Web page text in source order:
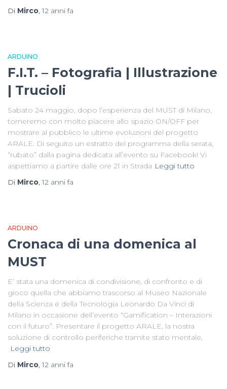
Di Mirco,12 annifa
ARDUINO
F.I.T. – Fotografia | Illustrazione
| Trucioli
Sabato 24 maggio, dopo l’esperienza del MUST di Milano,
torneremo con molto piacere allo spazio ON/OFF per
mostrare al pubblico le ultime evoluzioni del progetto
ARALE. Di seguito un estratto del programma della serata,
“rubato” dalla pagina dedicata all’evento su Facebook! Vi
aspettiamo a partire dalle ore 21 in Strada Leggi tutto
Di Mirco,12 annifa
ARDUINO
Cronaca di una domenica al
MUST
E’ stata una domenica di condivisione, di confronto e di
gioco quella che abbiamo trascorso al Museo Nazionale
della Scienza e della Tecnologia Leonardo Da Vinci di
Milano in occasione dell’evento “Gamification – Interazioni
con il futuro”. Presentare il progetto ARALE, la nostra
soluzione di controllo periferiche tramite stato mentale,
Leggi tutto
Di Mirco,12 annifa